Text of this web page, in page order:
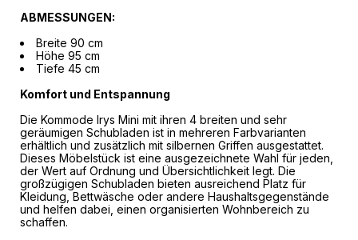
ABMESSUNGEN:
Breite 90 cm
Höhe 95 cm
Tiefe 45 cm
Komfort und Entspannung
Die Kommode Irys Mini mit ihren 4 breiten und sehr
geräumigen Schubladen ist in mehreren Farbvarianten
erhältlich und zusätzlich mit silbernen Griffen ausgestattet.
Dieses Möbelstück ist eine ausgezeichnete Wahl für jeden,
der Wert auf Ordnung und Übersichtlichkeit legt. Die
großzügigen Schubladen bieten ausreichend Platz für
Kleidung, Bettwäsche oder andere Haushaltsgegenstände
und helfen dabei, einen organisierten Wohnbereich zu
schaffen.